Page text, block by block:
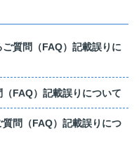
ご質問（FAQ）記載誤りに
（FAQ）記載誤りについて
質問（FAQ）記載誤りにつ